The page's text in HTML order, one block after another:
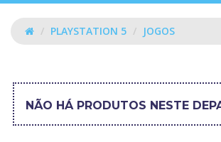
PLAYSTATION 5 JOGOS
NÃO HÁ PRODUTOS NESTE